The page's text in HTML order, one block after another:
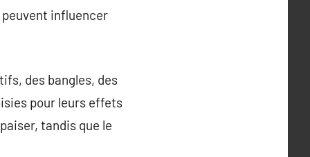
influencer
des bangles, des
pour leurs effets
tandis que le